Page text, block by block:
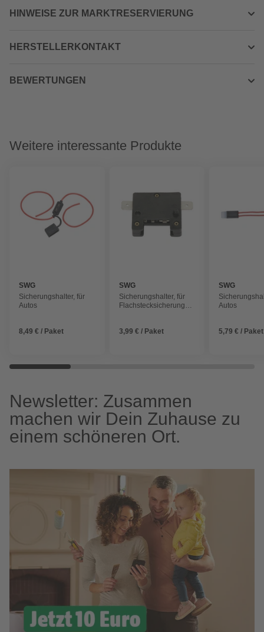
HINWEISE ZUR MARKTRESERVIERUNG
HERSTELLERKONTAKT
BEWERTUNGEN
Weitere interessante Produkte
SWG
Sicherungshalter, für
Autos
8,49 € / Paket
SWG
Sicherungshalter, für
Flachstecksicherungen,
3,99 € / Paket
SWG
Autos
5,79 € / Paket
Newsletter: Zusammen
machen wir Dein Zuhause zu
einem schöneren Ort.